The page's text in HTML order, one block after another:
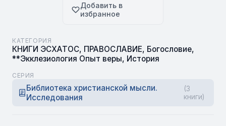
Добавить в
избранное
КАТЕГОРИЯ
КНИГИ ЭСХАТОС, ПРАВОСЛАВИЕ, Богословие,
**Экклезиология Опыт веры, История
СЕРИЯ
Библиотека христианской мысли.
Исследования
(3
книги)